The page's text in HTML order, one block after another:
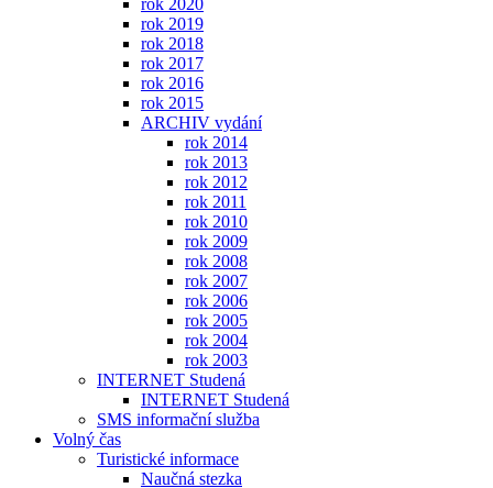
rok 2020
rok 2019
rok 2018
rok 2017
rok 2016
rok 2015
ARCHIV vydání
rok 2014
rok 2013
rok 2012
rok 2011
rok 2010
rok 2009
rok 2008
rok 2007
rok 2006
rok 2005
rok 2004
rok 2003
INTERNET Studená
INTERNET Studená
SMS informační služba
Volný čas
Turistické informace
Naučná stezka